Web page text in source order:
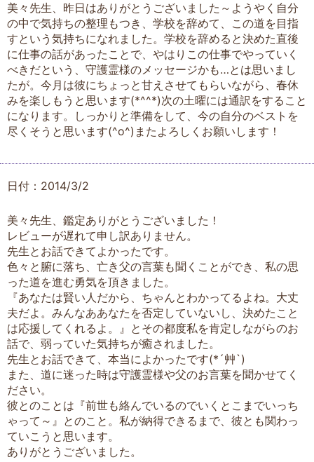
美々先生、昨日はありがとうございました～ようやく自分
の中で気持ちの整理もつき、学校を辞めて、この道を目指
すという気持ちになれました。学校を辞めると決めた直後
に仕事の話があったことで、やはりこの仕事でやっていく
べきだという、守護霊様のメッセージかも…とは思いまし
たが。今月は彼にちょっと甘えさせてもらいながら、春休
みを楽しもうと思います(*^^*)次の土曜には通訳をすること
になります。しっかりと準備をして、今の自分のベストを
尽くそうと思います(^o^)またよろしくお願いします！
日付：2014/3/2
美々先生、鑑定ありがとうございました！
レビューが遅れて申し訳ありません。
先生とお話できてよかったです。
色々と腑に落ち、亡き父の言葉も聞くことができ、私の思
った道を進む勇気を頂きました。
『あなたは賢い人だから、ちゃんとわかってるよね。大丈
夫だよ。みんなああなたを否定していないし、決めたこと
は応援してくれるよ。』とその都度私を肯定しながらのお
話で、弱っていた気持ちが癒されました。
先生とお話できて、本当によかったです(*´艸`)
また、道に迷った時は守護霊様や父のお言葉を聞かせてく
ださい。
彼とのことは『前世も絡んでいるのでいくとこまでいっち
ゃって～』とのこと。私が納得できるまで、彼とも関わっ
ていこうと思います。
ありがとうございました。